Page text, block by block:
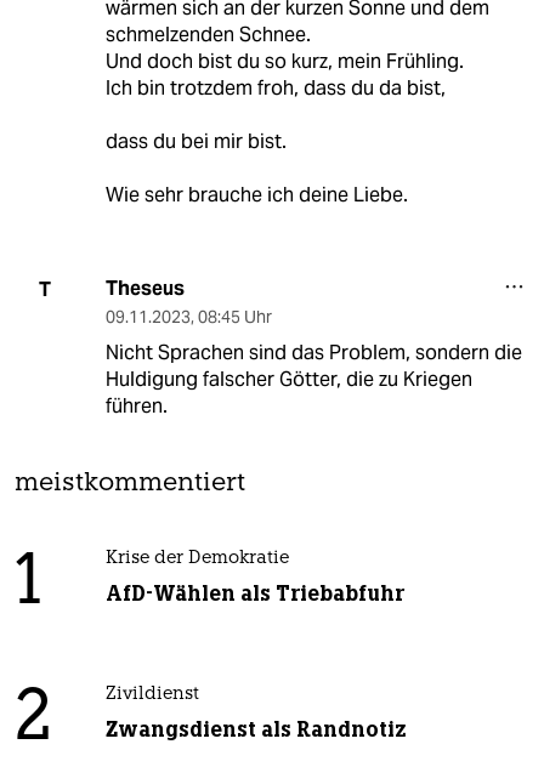
wärmen sich an der kurzen Sonne und dem
schmelzenden Schnee.
Und doch bist du so kurz, mein Frühling.
Ich bin trotzdem froh, dass du da bist,
dass du bei mir bist.
Wie sehr brauche ich deine Liebe.
T Theseus
09.11.2023, 08:45 Uhr
Nicht Sprachen sind das Problem, sondern die
Huldigung falscher Götter, die zu Kriegen
führen.
meistkommentiert
1 Krise der Demokratie
AfD-Wählen als Triebabfuhr
2 Zivildienst
Zwangsdienst als Randnotiz